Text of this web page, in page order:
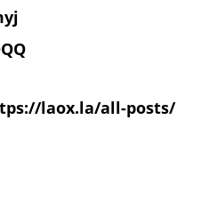
laox.la/all-posts/